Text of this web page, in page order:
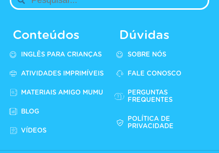
Conteúdos
INGLÊS PARA CRIANÇAS
ATIVIDADES IMPRIMÍVEIS
MATERIAIS AMIGO MUMU
BLOG
VÍDEOS
Dúvidas
SOBRE NÓS
FALE CONOSCO
PERGUNTAS
FREQUENTES
POLÍTICA DE
PRIVACIDADE